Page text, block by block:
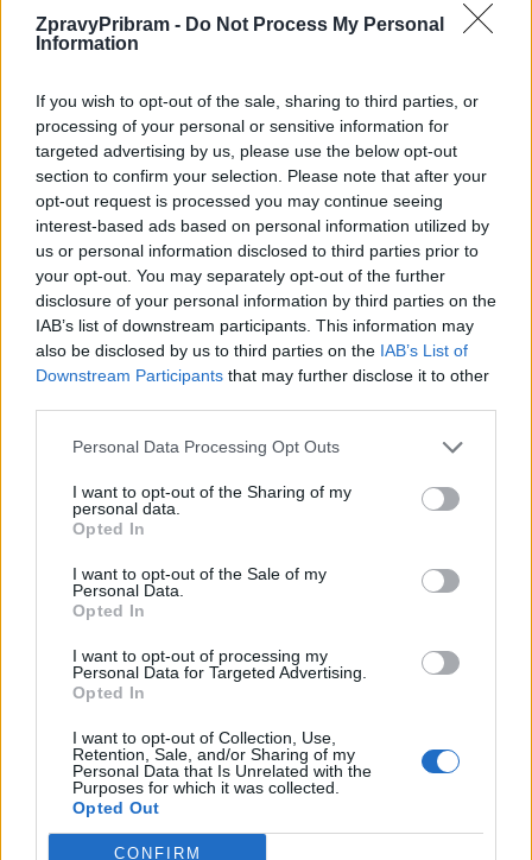
ZpravyPribram - Do Not Process My Personal
Information
If you wish to opt-out of the sale, sharing to third parties, or
processing of your personal or sensitive information for
targeted advertising by us, please use the below opt-out
section to confirm your selection. Please note that after your
opt-out request is processed you may continue seeing
interest-based ads based on personal information utilized by
us or personal information disclosed to third parties prior to
your opt-out. You may separately opt-out of the further
disclosure of your personal information by third parties on the
IAB’s list of downstream participants. This information may
also be disclosed by us to third parties on the IAB’s List of
Downstream Participants that may further disclose it to other
Personal Data Processing Opt Outs
I want to opt-out of the Sharing of my
personal data.
Opted In
I want to opt-out of the Sale of my
Personal Data.
Opted In
I want to opt-out of processing my
Personal Data for Targeted Advertising.
Opted In
I want to opt-out of Collection, Use,
Retention, Sale, and/or Sharing of my
Personal Data that Is Unrelated with the
Purposes for which it was collected.
Opted Out
CONFIRM
Zpravodajství
Policie radí, jak správně postupovat
Zpravodajství
Hygienici kontrolují dětské tábory. Více
než polovina odebraných vzorků vody
nevyhověla
Zpravodajství
Svatá Hora rozšířila počet bohoslužeb.
Připomíná také ničivý požár z roku 1978
NOVINKY
Nález munice může skončit tragicky. Policie
radí, jak správně postupovat